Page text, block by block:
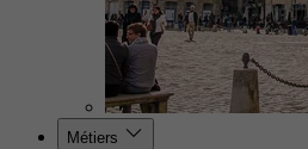
Métiers